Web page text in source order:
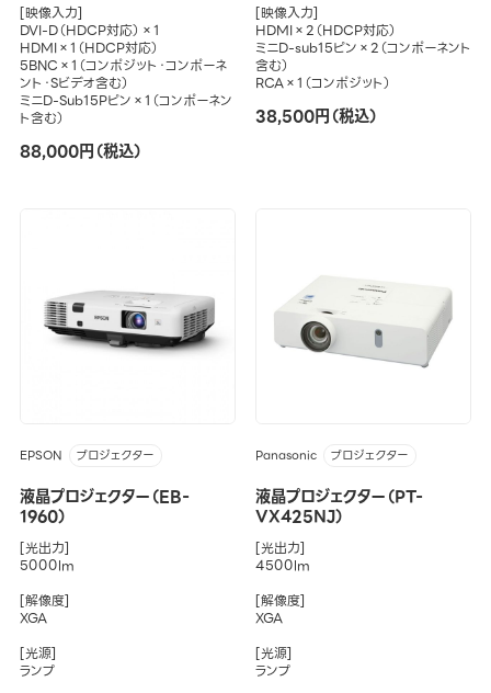
[映像入力]
DVI-D（HDCP対応）×1
HDMI×1（HDCP対応）
5BNC×1（コンポジット・コンポーネ
ント・Sビデオ含む）
ミニD-Sub15Pピン×1（コンポーネン
ト含む）
88,000円（税込）
[映像入力]
HDMI×2（HDCP対応）
ミニD-sub15ピン×2（コンポーネント
含む）
RCA×1（コンポジット）
38,500円（税込）
EPSON プロジェクター
液晶プロジェクター（EB-
1960）
[光出力]
5000lm
[解像度]
XGA
[光源]
ランプ
Panasonic プロジェクター
液晶プロジェクター（PT-
VX425NJ）
[光出力]
4500lm
[解像度]
XGA
[光源]
ランプ